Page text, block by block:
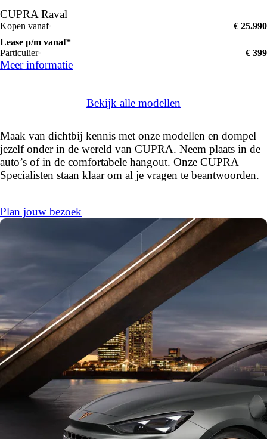
CUPRA Raval
Kopen vanaf
€ 25.990
Lease p/m vanaf*
Particulier
€ 399
Meer informatie
Bekijk alle modellen
Maak van dichtbij kennis met onze modellen en dompel
jezelf onder in de wereld van CUPRA. Neem plaats in de
auto’s of in de comfortabele hangout. Onze CUPRA
Specialisten staan klaar om al je vragen te beantwoorden.
Plan jouw bezoek